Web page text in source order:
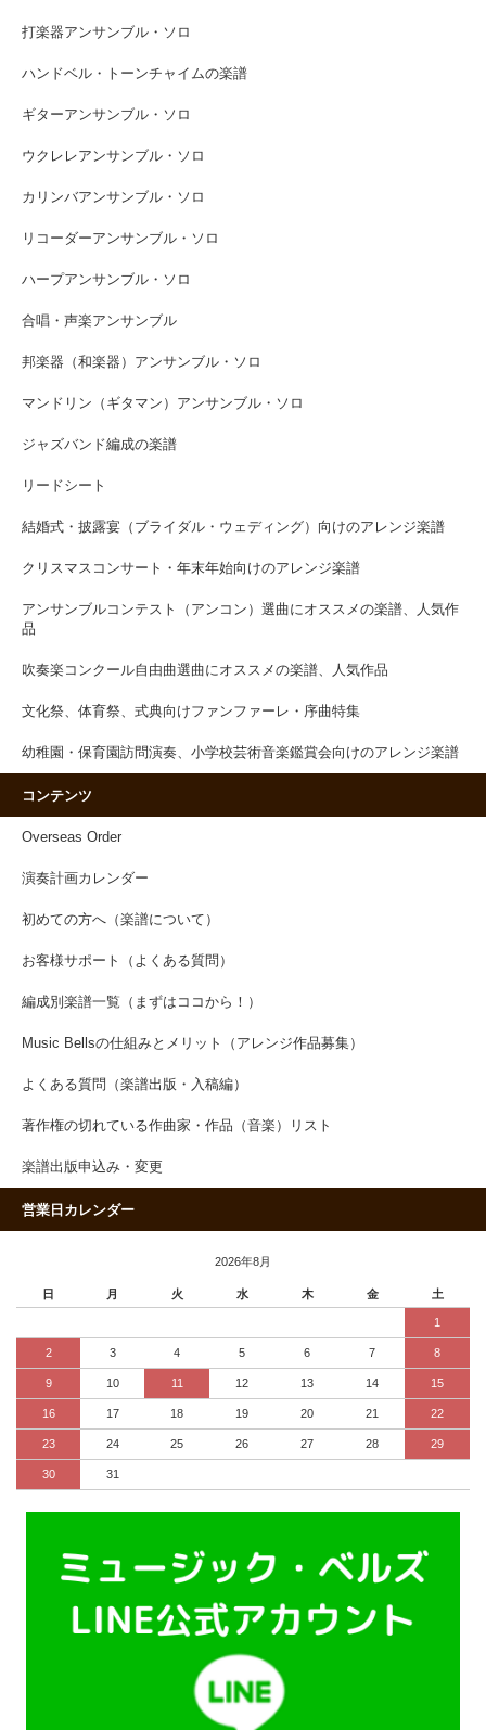
打楽器アンサンブル・ソロ
ハンドベル・トーンチャイムの楽譜
ギターアンサンブル・ソロ
ウクレレアンサンブル・ソロ
カリンバアンサンブル・ソロ
リコーダーアンサンブル・ソロ
ハープアンサンブル・ソロ
合唱・声楽アンサンブル
邦楽器（和楽器）アンサンブル・ソロ
マンドリン（ギタマン）アンサンブル・ソロ
ジャズバンド編成の楽譜
リードシート
結婚式・披露宴（ブライダル・ウェディング）向けのアレンジ楽譜
クリスマスコンサート・年末年始向けのアレンジ楽譜
アンサンブルコンテスト（アンコン）選曲にオススメの楽譜、人気作
品
吹奏楽コンクール自由曲選曲にオススメの楽譜、人気作品
文化祭、体育祭、式典向けファンファーレ・序曲特集
幼稚園・保育園訪問演奏、小学校芸術音楽鑑賞会向けのアレンジ楽譜
コンテンツ
Overseas Order
演奏計画カレンダー
初めての方へ（楽譜について）
お客様サポート（よくある質問）
編成別楽譜一覧（まずはココから！）
Music Bellsの仕組みとメリット（アレンジ作品募集）
よくある質問（楽譜出版・入稿編）
著作権の切れている作曲家・作品（音楽）リスト
楽譜出版申込み・変更
営業日カレンダー
2026年8月
日 月 火 水 木 金 土
1
2 3 4 5 6 7 8
9 10 11 12 13 14 15
16 17 18 19 20 21 22
23 24 25 26 27 28 29
30 31